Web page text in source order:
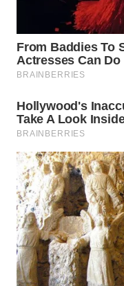
INDRAMAYU
WN
WN
MAJALENGKA
WN
SUBANG
WN
SUKABUMI
WN